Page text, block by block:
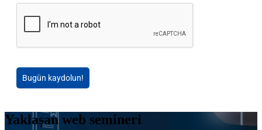
Bugün kaydolun!
Yaklaşan web semineri